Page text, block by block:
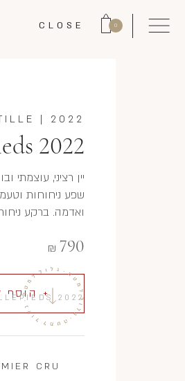
0
CLOSE
2022
2022
|
2022
יין רציני,
שפע ניחוחות
ואדמה. ברקע
790
₪
+ הוסף
CRU